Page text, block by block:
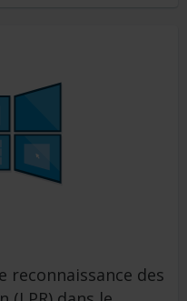
reconnaissance des